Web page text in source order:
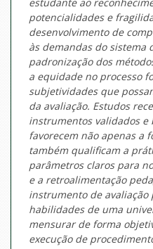
potencialidades e
desenvolvimento de
às demandas do sistema
padronização dos
a equidade no processo
subjetividades que
da avaliação. Estudos
instrumentos validados e
favorecem não apenas a
também qualificam a
parâmetros claros para
e a retroalimentação
instrumento de
habilidades de uma
mensurar de forma
execução de